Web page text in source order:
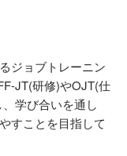
ジョブトレーニン
JT(研修)やOJT(仕
学び合いを通し
すことを目指して